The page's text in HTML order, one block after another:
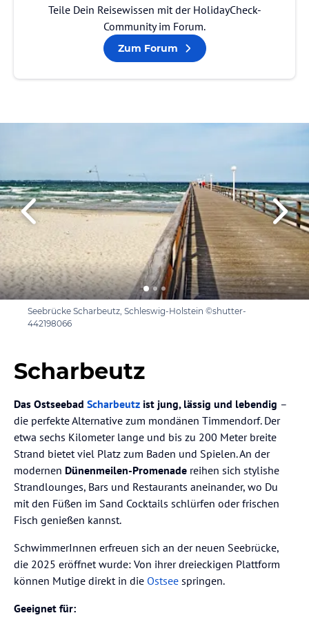
Teile Dein Reisewissen mit der HolidayCheck-
Community im Forum.
Zum Forum
Seebrücke Scharbeutz, Schleswig-Holstein ©shutter-
442198066
Scharbeutz
Das Ostseebad Scharbeutz ist jung, lässig und lebendig –
die perfekte Alternative zum mondänen Timmendorf. Der
etwa sechs Kilometer lange und bis zu 200 Meter breite
Strand bietet viel Platz zum Baden und Spielen. An der
modernen Dünenmeilen-Promenade reihen sich stylishe
Strandlounges, Bars und Restaurants aneinander, wo Du
mit den Füßen im Sand Cocktails schlürfen oder frischen
Fisch genießen kannst.
SchwimmerInnen erfreuen sich an der neuen Seebrücke,
die 2025 eröffnet wurde: Von ihrer dreieckigen Plattform
können Mutige direkt in die Ostsee springen.
Geeignet für: